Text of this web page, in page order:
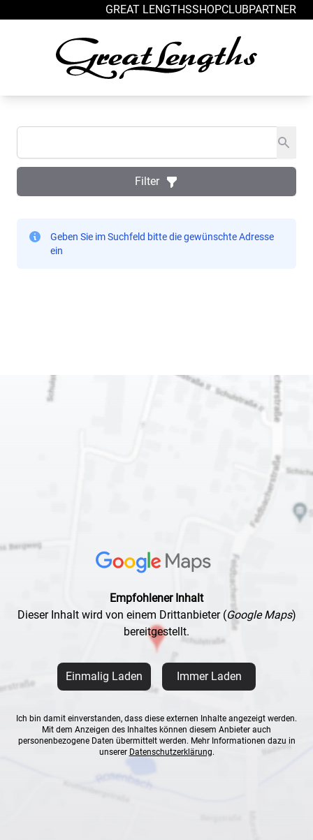
GREAT LENGTHSSHOPCLUBPARTNER
Filter
Geben Sie im Suchfeld bitte die gewünschte Adresse
ein
Empfohlener Inhalt
Dieser Inhalt wird von einem Drittanbieter (Google Maps)
bereitgestellt.
Einmalig Laden Immer Laden
Ich bin damit einverstanden, dass diese externen Inhalte angezeigt werden.
Mit dem Anzeigen des Inhaltes können diesem Anbieter auch
personenbezogene Daten übermittelt werden. Mehr Informationen dazu in
unserer Datenschutzerklärung.